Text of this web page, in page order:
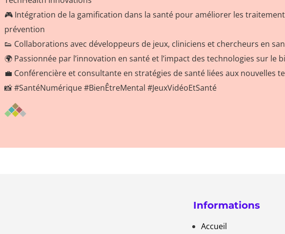
🎮 Intégration de la gamification dans la santé pour améliorer les
prévention
👟 Collaborations avec développeurs de jeux, cliniciens et chercheurs en
🌍 Passionnée par l’innovation en santé et l’impact des technologies sur le
💼 Conférencière et consultante en stratégies de santé liées aux nouvelles
📸 #SantéNumérique #BienÊtreMental #JeuxVidéoEtSanté
Informations
Accueil